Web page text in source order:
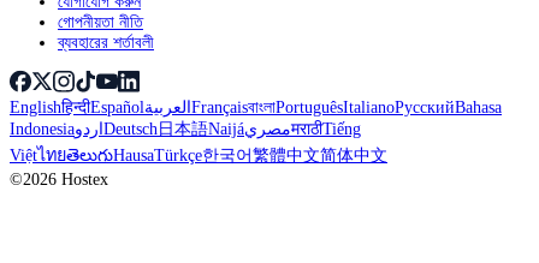
গোপনীয়তা নীতি
ব্যবহারের শর্তাবলী
Englishहिन्दीEspañolالعربيةFrançaisবাংলাPortuguêsItalianoРусскийBahasa
IndonesiaاردوDeutsch日本語NaijáمصريमराठीTiếng
ViệtไทยతెలుగుHausaTürkçe한국어繁體中文简体中文
©2026 Hostex